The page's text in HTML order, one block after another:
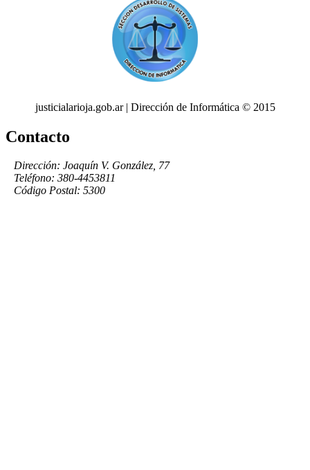
justicialarioja.gob.ar | Dirección de Informática © 2015
Contacto
Dirección: Joaquín V. González, 77
Teléfono: 380-4453811
Código Postal: 5300